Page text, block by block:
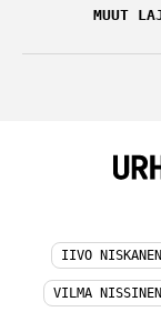
MUUT
IIVO NISKANEN
VILMA NISSINEN